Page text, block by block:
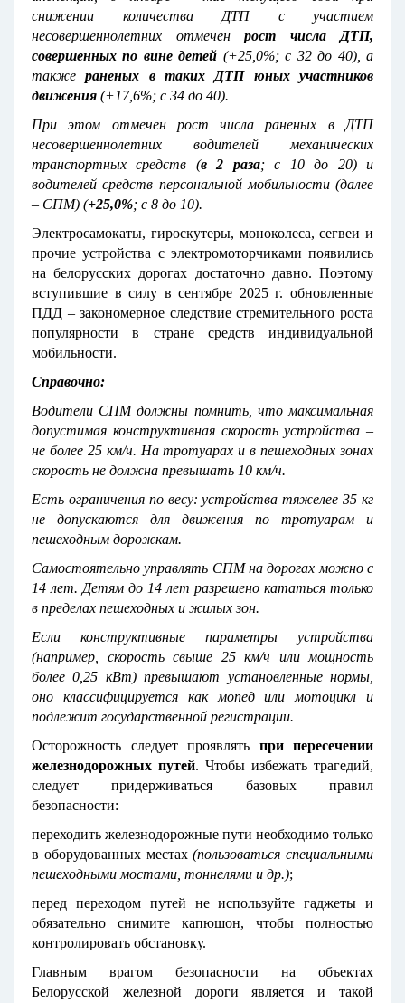
снижении количества ДТП с участием
несовершеннолетних отмечен рост числа ДТП,
совершенных по вине детей (+25,0%; с 32 до 40), а
такжераненых в таких ДТП юных участников
движения (+17,6%; с 34 до 40).
При этом отмечен рост числа раненых в ДТП
несовершеннолетних водителей механических
транспортных средств (в 2 раза; с 10 до 20) и
водителей средств персональной мобильности (далее
– СПМ) (+25,0%; с 8 до 10).
Электросамокаты, гироскутеры, моноколеса, сегвеи и
прочие устройства с электромоторчиками появились
на белорусских дорогах достаточно давно. Поэтому
вступившие в силу в сентябре 2025 г. обновленные
ПДД – закономерное следствие стремительного роста
популярности в стране средств индивидуальной
мобильности.
Справочно:
Водители СПМ должны помнить, что максимальная
допустимая конструктивная скорость устройства –
не более 25 км/ч. На тротуарах и в пешеходных зонах
скорость не должна превышать 10 км/ч.
Есть ограничения по весу: устройства тяжелее 35 кг
не допускаются для движения по тротуарам и
пешеходным дорожкам.
Самостоятельно управлять СПМ на дорогах можно с
14 лет. Детям до 14 лет разрешено кататься только
в пределах пешеходных и жилых зон.
Если конструктивные параметры устройства
(например, скорость свыше 25 км/ч или мощность
более 0,25 кВт) превышают установленные нормы,
оно классифицируется как мопед или мотоцикл и
подлежит государственной регистрации.
Осторожность следует проявлять при пересечении
железнодорожных путей. Чтобы избежать трагедий,
следует придерживаться базовых правил
безопасности:
переходить железнодорожные пути необходимо только
в оборудованных местах(пользоваться специальными
пешеходными мостами, тоннелями и др.);
перед переходом путей не используйте гаджеты и
обязательно снимите капюшон, чтобы полностью
контролировать обстановку.
Главным врагом безопасности на объектах
Белорусской железной дороги является и такой